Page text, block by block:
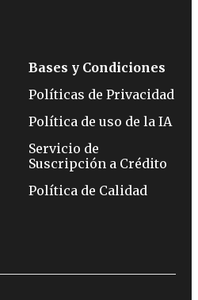
Bases y Condiciones
Políticas de Privacidad
Política de uso de la IA
Servicio de
Suscripción a Crédito
Política de Calidad